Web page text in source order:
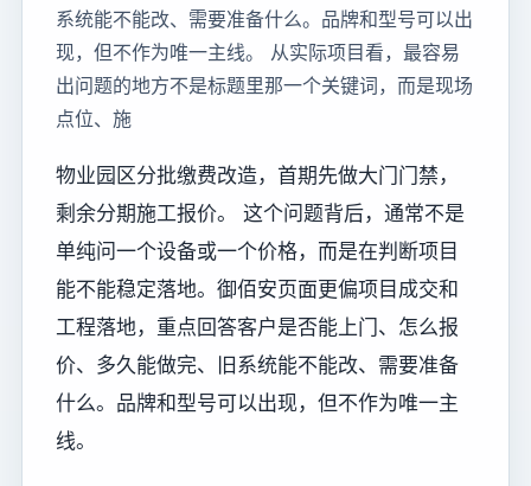
系统能不能改、需要准备什么。品牌和型号可以出
现，但不作为唯一主线。 从实际项目看，最容易
出问题的地方不是标题里那一个关键词，而是现场
点位、施
物业园区分批缴费改造，首期先做大门门禁，
剩余分期施工报价。 这个问题背后，通常不是
单纯问一个设备或一个价格，而是在判断项目
能不能稳定落地。御佰安页面更偏项目成交和
工程落地，重点回答客户是否能上门、怎么报
价、多久能做完、旧系统能不能改、需要准备
什么。品牌和型号可以出现，但不作为唯一主
线。